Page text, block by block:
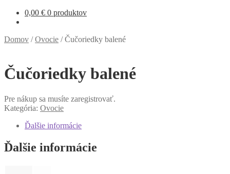
0,00 € 0 produktov
Domov /Ovocie /Čučoriedky balené
Čučoriedky balené
Pre nákup sa musíte zaregistrovať.
Kategória: Ovocie
Ďalšie informácie
Ďalšie informácie